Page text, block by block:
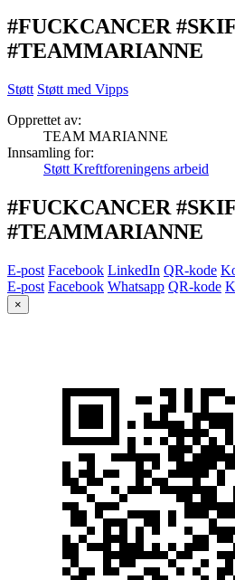
#FUCKCANCER
#TEAMMARIANNE
Støtt Støtt med Vipps
Opprettet av:
TEAM MARIANNE
Innsamling for:
Støtt Kreftforeningens arbeid
#FUCKCANCER
#TEAMMARIANNE
E-post Facebook LinkedIn QR-kode
E-post Facebook Whatsapp QR-kode
×